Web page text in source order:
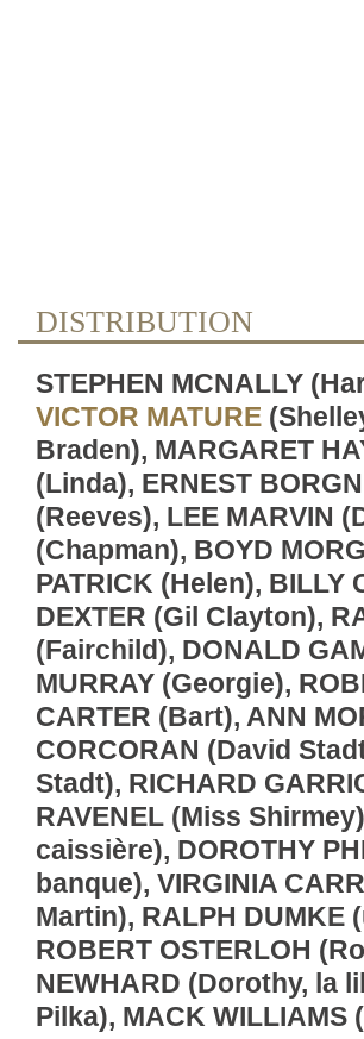
DISTRIBUTION
STEPHEN MCNALLY
VICTOR MATURE
Braden), MARGARET
(Linda), ERNEST
(Reeves), LEE MARVIN
(Chapman), BOYD
PATRICK (Helen), BILLY
DEXTER (Gil Clayton),
(Fairchild), DONALD
MURRAY (Georgie),
CARTER (Bart), ANN
CORCORAN (David
Stadt), RICHARD
RAVENEL (Miss
caissière), DOROTHY
banque), VIRGINIA
Martin), RALPH DUMKE
ROBERT OSTERLOH
NEWHARD (Dorothy, la
Pilka), MACK WILLIAMS